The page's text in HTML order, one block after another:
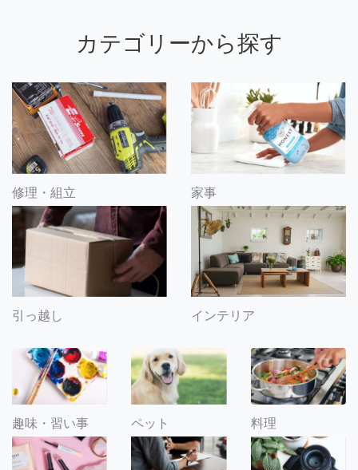
カテゴリーから探す
修理・組立 家事
引っ越し インテリア
趣味・習い事 ペット 料理